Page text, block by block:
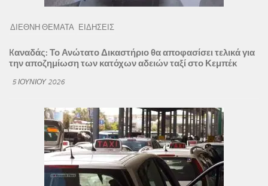
ΔΙΕΘΝΗ ΘΕΜΑΤΑ ΕΙΔΗΣΕΙΣ
Kαναδάς: Το Ανώτατο Δικαστήριο θα αποφασίσει τελικά για
την αποζημίωση των κατόχων αδειών ταξί στο Κεμπέκ
5 ΙΟΥΝΊΟΥ 2026